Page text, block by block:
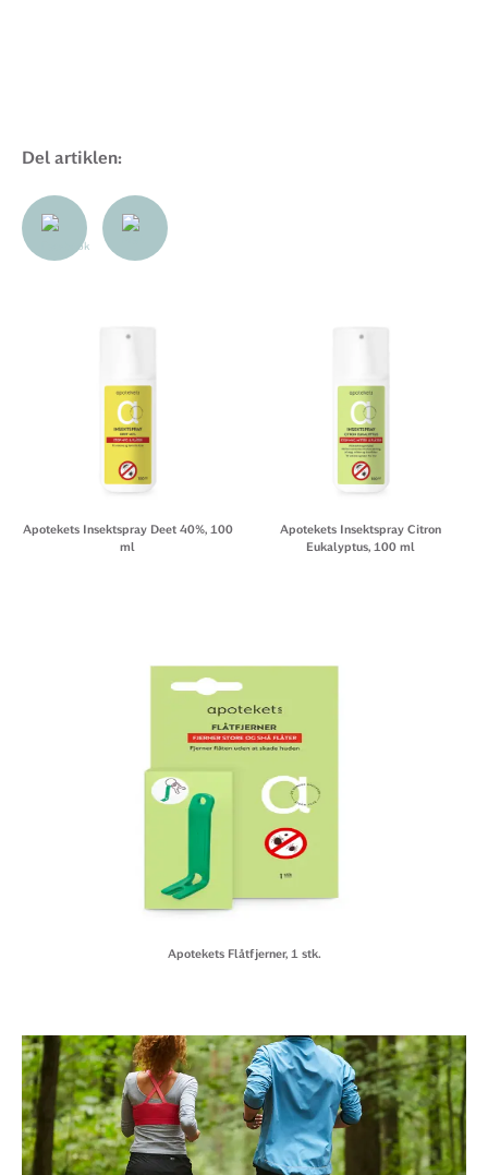
Del artiklen:
Apotekets Insektspray Deet 40%, 100
ml
Apotekets Insektspray Citron
Eukalyptus, 100 ml
Apotekets Flåtfjerner, 1 stk.